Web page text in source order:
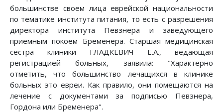
большинстве своем лица еврейской национальности
по тематике института питания, то есть с разрешения
директора института Певзнера и заведующего
приемным покоем Бременера. Старшая медицинская
сестра клиники ГЛАДКЕВИЧ Е.А., ведающая
регистрацией больных, заявила: "Характерно
отметить, что большинство лечащихся в клинике
больных это евреи. Как правило, они помещаются на
лечение с документами за подписью Певзнера,
Гордона или Бременера".